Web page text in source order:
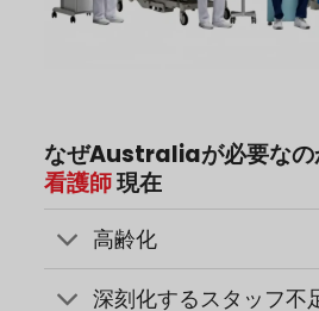
なぜAustraliaが必要な
看護師現在
高齢化
深刻化するスタッフ不